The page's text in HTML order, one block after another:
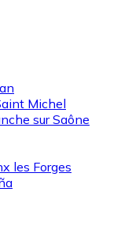
Michel
sur Saône
les Forges